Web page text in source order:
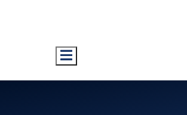
Hamburger Toggle Menu